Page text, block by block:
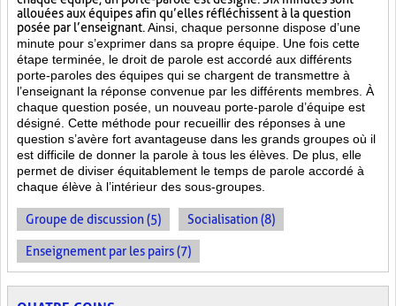
allouées aux équipes afin qu’elles réfléchissent à la question
posée par l’enseignant. Ainsi, chaque personne dispose d’une
minute pour s’exprimer dans sa propre équipe. Une fois cette
étape terminée, le droit de parole est accordé aux différents
porte-paroles des équipes qui se chargent de transmettre à
l’enseignant la réponse convenue par les différents membres. À
chaque question posée, un nouveau porte-parole d’équipe est
désigné. Cette méthode pour recueillir des réponses à une
question s’avère fort avantageuse dans les grands groupes où il
est difficile de donner la parole à tous les élèves. De plus, elle
permet de diviser équitablement le temps de parole accordé à
chaque élève à l’intérieur des sous-groupes.
Groupe de discussion (5) Socialisation (8)
Enseignement par les pairs (7)